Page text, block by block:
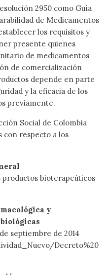
2950 como Guía
de Medicamentos
los requisitos y
presente quienes
de medicamentos
de comercialización
depende en parte
y la eficacia de los
previamente.
Social de Colombia
con respecto a los
bioterapeúticos
y
septiembre de 2014
Decreto%20